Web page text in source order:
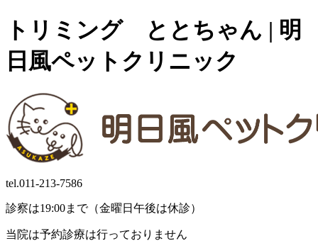
トリミング ととちゃん | 明
日風ペットクリニック
tel.011-213-7586
診察は19:00まで（金曜日午後は休診）
当院は予約診療は行っておりません